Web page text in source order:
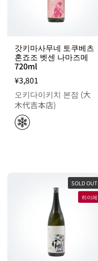
갓키마사무네 토쿠베츠
혼죠조 벳센 나마즈메
720ml
¥3,801
오키다이키치 본점 (大
木代吉本店)
SOLD OUT
히이레